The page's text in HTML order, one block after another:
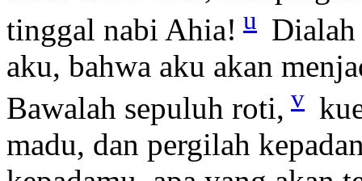
tinggal nabi Ahia! u
Dialah
aku, bahwa aku akan
Bawalah sepuluh roti, v
madu, dan pergilah